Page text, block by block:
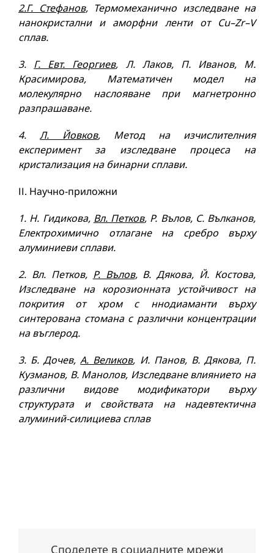
2.Г. Стефанов, Термомеханично изследване на
нанокристални и аморфни ленти от Cu–Zr–V
сплав.
3. Г. Евт. Георгиев, Л. Лаков, П. Иванов, М.
Красимирова, Математичен модел на
молекулярно наслояване при магнетронно
разпрашаване.
4. Л. Йовков, Метод на изчислителния
експеримент за изследване процеса на
кристализация на бинарни сплави.
ІІ. Научно-приложни
1. Н. Гидикова, Вл. Петков, Р. Вълов, С. Вълканов,
Електрохимично отлагане на сребро върху
алуминиеви сплави.
2. Вл. Петков, Р. Вълов, В. Дякова, Й. Костова,
Изследване на корозионната устойчивост на
покрития от хром с ннодиаманти върху
синтерована стомана с различни концентрации
на въглерод.
3. Б. Дочев,А. Великов, И. Панов, В. Дякова, П.
Кузманов, В. Манолов, Изследване влиянието на
различни видове модификатори върху
структурата и свойствата на надевтектична
алуминий-силициева сплав
Споделете в социалните мрежи